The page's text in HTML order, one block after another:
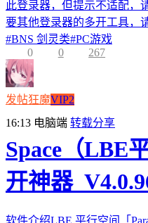
此登录器，但提示不适配，
要其他登录器的多开工具，
#BNS 剑灵类#PC游戏
0
0 267
发帖狂魔VIP2
16:13 电脑端 转载分享
Space（LBE
开神器
软件介绍LBE 平行空间「